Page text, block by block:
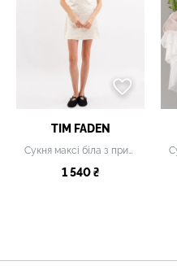
TIM FADEN
1 540 ₴